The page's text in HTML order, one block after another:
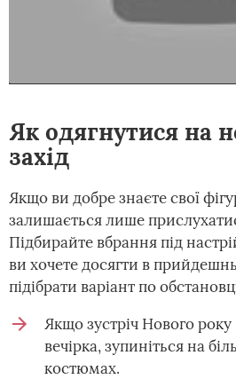
Як одягнутися на
захід
Якщо ви добре знаєте свої
залишається лише
Підбирайте вбрання під
ви хочете досягти в
підібрати варіант по
Якщо зустріч Нового
вечірка, зупиніться на
костюмах.